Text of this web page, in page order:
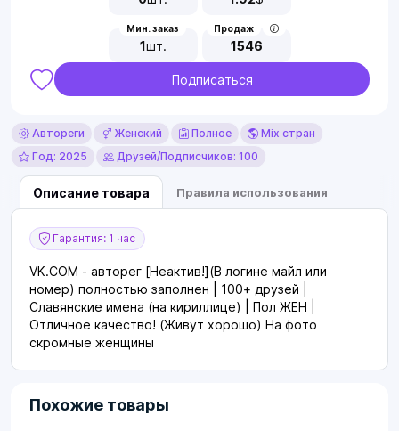
Мин. заказ
1шт.
Продаж
1546
Подписаться
Автореги Женский Полное
Mix стран
Год: 2025
Друзей/Подписчиков: 100
Описание товара Правила использования
Гарантия: 1 час
VK.COM - авторег [Неактив!](В логине майл или
номер) полностью заполнен | 100+ друзей |
Славянские имена (на кириллице) | Пол ЖЕН |
Отличное качество! (Живут хорошо) На фото
скромные женщины
Похожие товары